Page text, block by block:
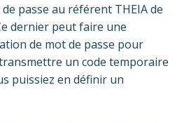
passe au référent THEIA de
dernier peut faire une
de mot de passe pour
un code temporaire
puissiez en définir un